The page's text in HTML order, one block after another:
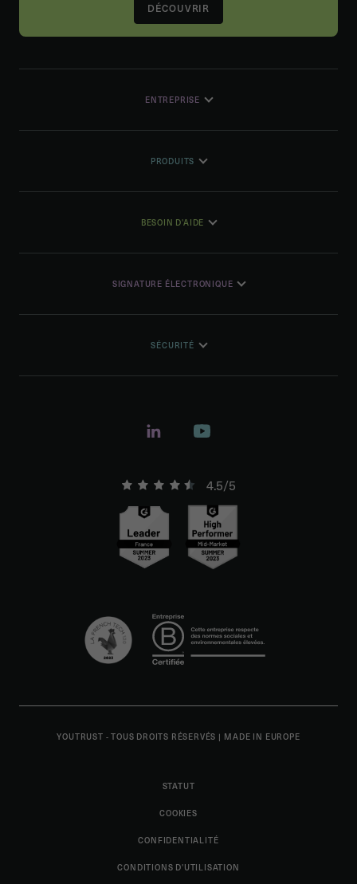
DÉCOUVRIR
ENTREPRISE
PRODUITS
BESOIN D'AIDE
SIGNATURE ÉLECTRONIQUE
SÉCURITÉ
4.5/5
YOUTRUST - TOUS DROITS RÉSERVÉS | MADE IN EUROPE
STATUT
COOKIES
CONFIDENTIALITÉ
CONDITIONS D'UTILISATION